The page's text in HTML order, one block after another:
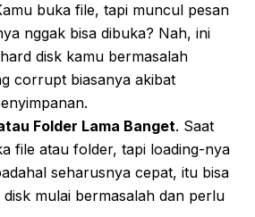
buka file, tapi muncul pesan
nggak bisa dibuka? Nah, ini
disk kamu bermasalah
corrupt biasanya akibat
Folder Lama Banget. Saat
file atau folder, tapi loading-nya
seharusnya cepat, itu bisa
disk mulai bermasalah dan perlu